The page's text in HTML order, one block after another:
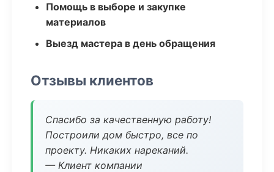
Помощь в выборе и закупке
материалов
Выезд мастера в день обращения
Отзывы клиентов
Спасибо за качественную работу!
Построили дом быстро, все по
проекту. Никаких нареканий.
— Клиент компании